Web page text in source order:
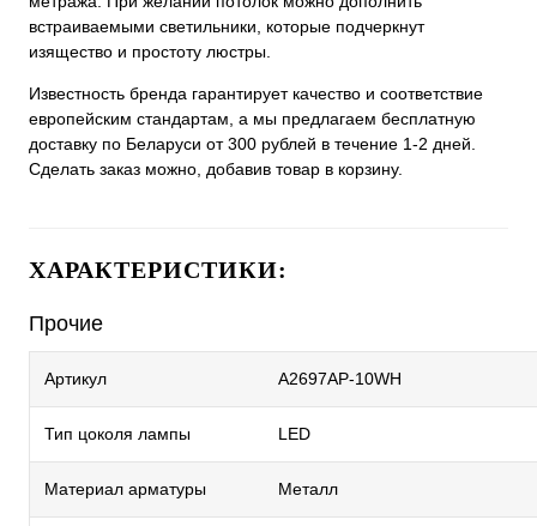
встраиваемыми светильники, которые подчеркнут
изящество и простоту люстры.
Известность бренда гарантирует качество и соответствие
европейским стандартам, а мы предлагаем бесплатную
доставку по Беларуси от 300 рублей в течение 1-2 дней.
Сделать заказ можно, добавив товар в корзину.
ХАРАКТЕРИСТИКИ:
Прочие
Артикул A2697AP-10WH
Тип цоколя лампы LED
Материал арматуры Металл